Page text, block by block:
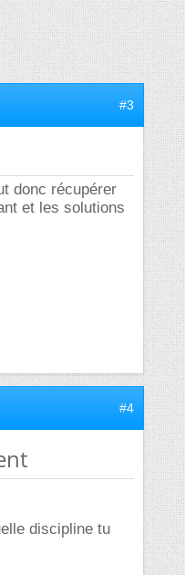
#3
donc récupérer
et les solutions
#4
discipline tu